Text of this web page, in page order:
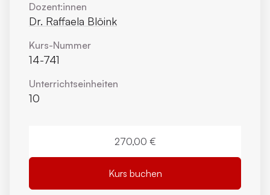
Dozent:innen
Dr. Raffaela Blöink
Kurs-Nummer
14-741
Unterrichts­einheiten
10
270,00 €
Kurs buchen